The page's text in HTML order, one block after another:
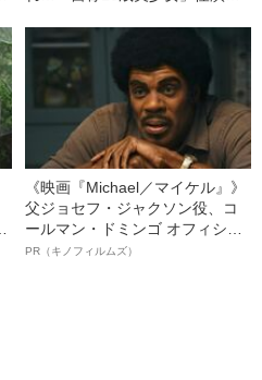
ぎる“熟れ方”
《映画『Michael／マイケル』》
父ジョセフ・ジャクソン役、コ
ールマン・ドミンゴ オフィシャ
ルインタビュー“観客を魅了した
PR（キノフィルムズ）